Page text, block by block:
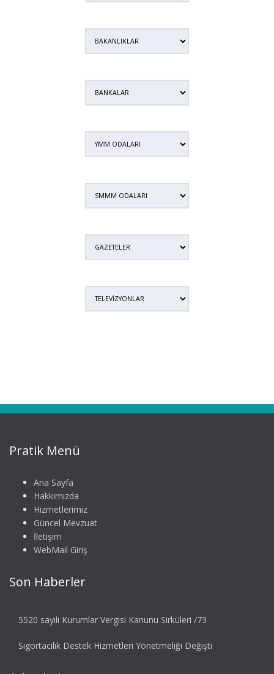
Pratik Menü
Ana Sayfa
Hakkımızda
Hizmetlerimiz
Güncel Mevzuat
İletişim
WebMail Giriş
Son Haberler
5520 sayılı Kurumlar Vergisi Kanunu Sirküleri /73
Sigortacılık Destek Hizmetleri Yönetmeliği Değişti